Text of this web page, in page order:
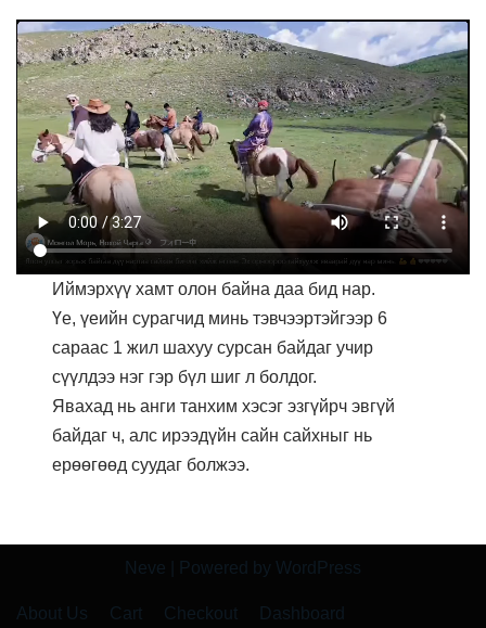
Иймэрхүү хамт олон байна даа бид нар.
Үе, үеийн сурагчид минь тэвчээртэйгээр 6
сараас 1 жил шахуу сурсан байдаг учир
сүүлдээ нэг гэр бүл шиг л болдог.
Явахад нь анги танхим хэсэг эзгүйрч эвгүй
байдаг ч, алс ирээдүйн сайн сайхныг нь
ерөөгөөд суудаг болжээ.
Neve | Powered by WordPress
About Us Cart Checkout Dashboard